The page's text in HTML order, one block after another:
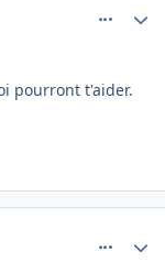
pourront t'aider.